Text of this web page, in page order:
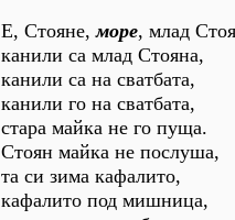
Е, Стояне,море, млад
канили са млад Стояна,
канили са на сватбата,
канили го на сватбата,
стара майка не го пуща.
Стоян майка не послуша,
та си зима кафалито,
кафалито под мишница,